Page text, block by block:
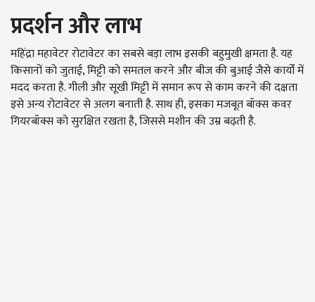
प्रदर्शन और लाभ
महिंद्रा महावेटर रोटावेटर का सबसे बड़ा लाभ इसकी बहुमुखी क्षमता है. यह
किसानों को जुताई, मिट्टी को समतल करने और बीज की बुआई जैसे कार्यों में
मदद करता है. गीली और सूखी मिट्टी में समान रूप से काम करने की दक्षता
इसे अन्य रोटावेटर से अलग बनाती है. साथ ही, इसका मजबूत बॉक्स कवर
गियरबॉक्स को सुरक्षित रखता है, जिससे मशीन की उम्र बढ़ती है.